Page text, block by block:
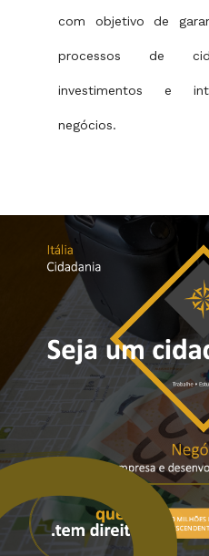
com objetivo de
processos de
investimentos e
negócios.